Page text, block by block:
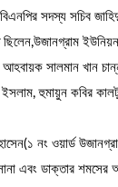
সদস্য সচিব
আহবায়ক সালমান খান
হুমায়ুন কবির
নং ওয়ার্ড
এবং ডাক্তার শমসের